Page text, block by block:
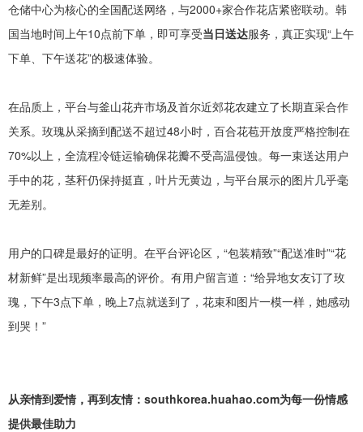
仓储中心为核心的全国配送网络，与2000+家合作花店紧密联动。韩
国当地时间上午10点前下单，即可享受当日送达服务，真正实现“上午
下单、下午送花”的极速体验。
在品质上，平台与釜山花卉市场及首尔近郊花农建立了长期直采合作
关系。玫瑰从采摘到配送不超过48小时，百合花苞开放度严格控制在
70%以上，全流程冷链运输确保花瓣不受高温侵蚀。每一束送达用户
手中的花，茎秆仍保持挺直，叶片无黄边，与平台展示的图片几乎毫
无差别。
用户的口碑是最好的证明。在平台评论区， “包装精致”“配送准时”“花
材新鲜”是出现频率最高的评价。有用户留言道：“给异地女友订了玫
瑰，下午3点下单，晚上7点就送到了，花束和图片一模一样，她感动
到哭！”
从亲情到爱情，再到友情： southkorea.huahao.com为每一份情感
提供最佳助力